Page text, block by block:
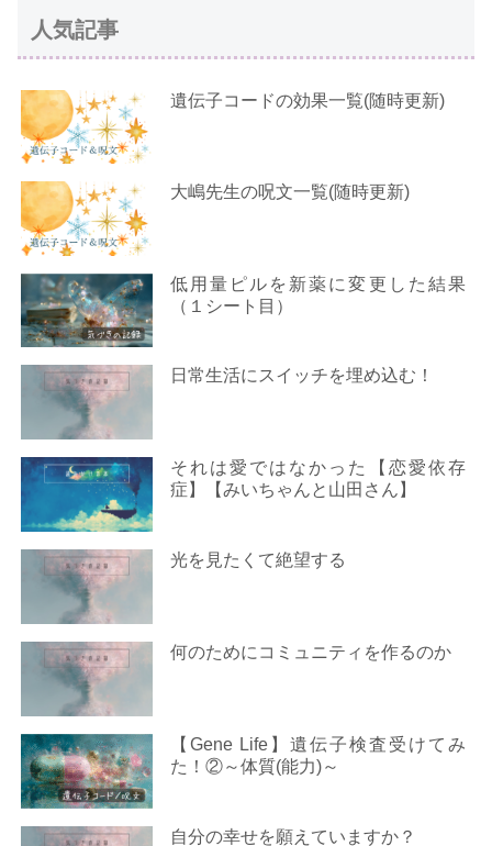
人気記事
遺伝子コードの効果一覧(随時更新)
大嶋先生の呪文一覧(随時更新)
低用量ピルを新薬に変更した結果
（１シート目）
日常生活にスイッチを埋め込む！
それは愛ではなかった【恋愛依存
症】【みいちゃんと山田さん】
光を見たくて絶望する
何のためにコミュニティを作るのか
【Gene Life】遺伝子検査受けてみ
た！②～体質(能力)～
自分の幸せを願えていますか？